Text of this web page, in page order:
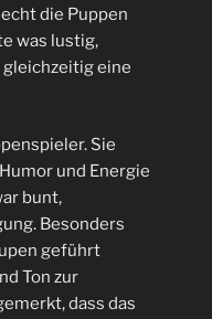
die Puppen
was lustig,
eine
Sie
und Energie
bunt,
Besonders
geführt
Ton zur
dass das